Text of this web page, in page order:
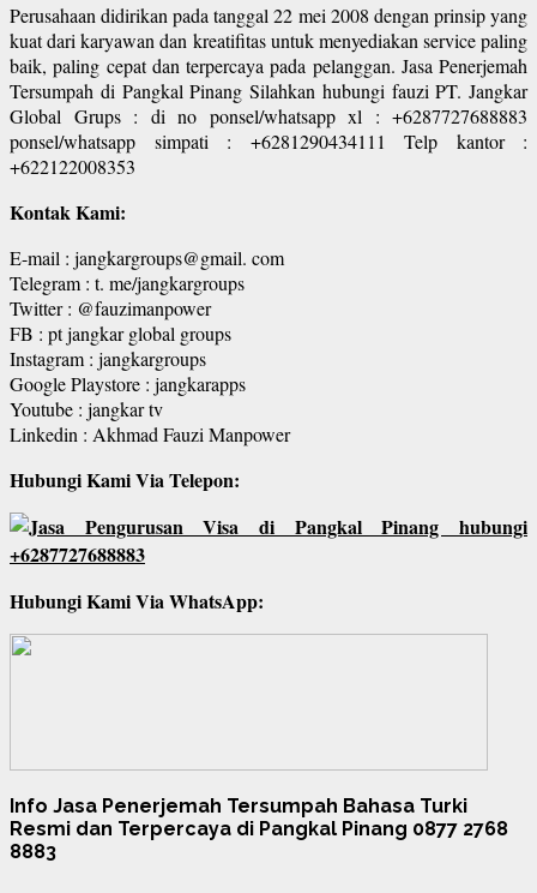
Perusahaan didirikan pada tanggal 22 mei 2008 dengan prinsip yang
kuat dari karyawan dan kreatifitas untuk menyediakan service paling
baik, paling cepat dan terpercaya pada pelanggan. Jasa Penerjemah
Tersumpah di Pangkal Pinang Silahkan hubungi fauzi PT. Jangkar
Global Grups : di no ponsel/whatsapp xl : +6287727688883
ponsel/whatsapp simpati : +6281290434111 Telp kantor :
+622122008353
Kontak Kami:
E-mail : jangkargroups@gmail. com
Telegram : t. me/jangkargroups
Twitter : @fauzimanpower
FB : pt jangkar global groups
Instagram : jangkargroups
Google Playstore : jangkarapps
Youtube : jangkar tv
Linkedin : Akhmad Fauzi Manpower
Hubungi Kami Via Telepon:
Hubungi Kami Via WhatsApp:
Info Jasa Penerjemah Tersumpah Bahasa Turki
Resmi dan Terpercaya di Pangkal Pinang 0877 2768
8883